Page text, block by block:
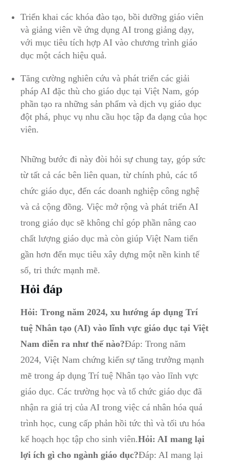
Triển khai các khóa đào tạo, bồi dưỡng giáo viên
và giảng viên về ứng dụng AI trong giảng dạy,
với mục tiêu tích hợp AI vào chương trình giáo
dục một cách hiệu quả.
Tăng cường nghiên cứu và phát triển các giải
pháp AI đặc thù cho giáo dục tại Việt Nam, góp
phần tạo ra những sản phẩm và dịch vụ giáo dục
đột phá, phục vụ nhu cầu học tập đa dạng của học
viên.
Những bước đi này đòi hỏi sự chung tay, góp sức
từ tất cả các bên liên quan, từ chính phủ, các tổ
chức giáo dục, đến các doanh nghiệp công nghệ
và cả cộng đồng. Việc mở rộng và phát triển AI
trong giáo dục sẽ không chỉ góp phần nâng cao
chất lượng giáo dục mà còn giúp Việt Nam tiến
gần hơn đến mục tiêu xây dựng một nền kinh tế
số, tri thức mạnh mẽ.
Hỏi đáp
Hỏi: Trong năm 2024, xu hướng áp dụng Trí
tuệ Nhân tạo (AI) vào lĩnh vực giáo dục tại Việt
Nam diễn ra như thế nào?Đáp: Trong năm
2024, Việt Nam chứng kiến sự tăng trưởng mạnh
mẽ trong áp dụng Trí tuệ Nhân tạo vào lĩnh vực
giáo dục. Các trường học và tổ chức giáo dục đã
nhận ra giá trị của AI trong việc cá nhân hóa quá
trình học, cung cấp phản hồi tức thì và tối ưu hóa
kế hoạch học tập cho sinh viên.Hỏi: AI mang lại
lợi ích gì cho ngành giáo dục?Đáp: AI mang lại